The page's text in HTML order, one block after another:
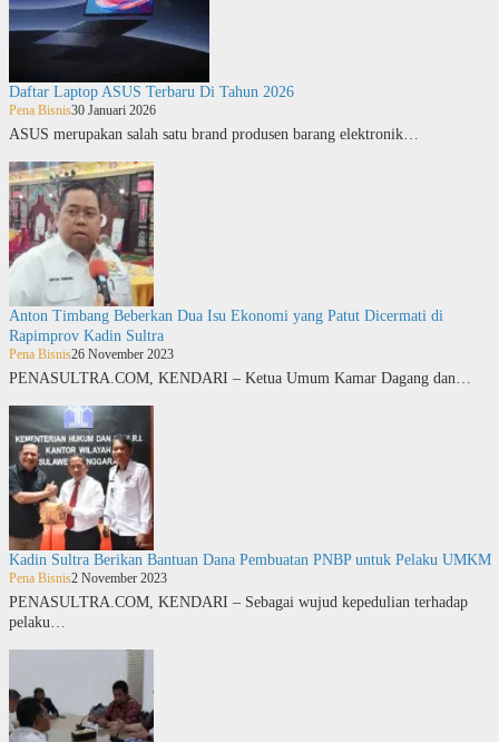
Daftar Laptop ASUS Terbaru Di Tahun 2026
Pena Bisnis30 Januari 2026
ASUS merupakan salah satu brand produsen barang elektronik…
Anton Timbang Beberkan Dua Isu Ekonomi yang Patut Dicermati di
Rapimprov Kadin Sultra
Pena Bisnis26 November 2023
PENASULTRA.COM, KENDARI – Ketua Umum Kamar Dagang dan…
Kadin Sultra Berikan Bantuan Dana Pembuatan PNBP untuk Pelaku UMKM
Pena Bisnis2 November 2023
PENASULTRA.COM, KENDARI – Sebagai wujud kepedulian terhadap
pelaku…